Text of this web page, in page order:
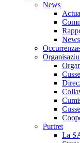
News
Purtret
La